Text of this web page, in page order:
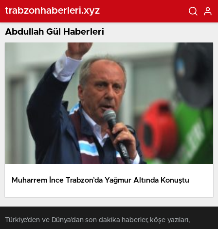
trabzonhaberleri.xyz
Abdullah Gül Haberleri
Muharrem İnce Trabzon’da Yağmur Altında Konuştu
Türkiye'den ve Dünya’dan son dakika haberler, köşe yazıları,